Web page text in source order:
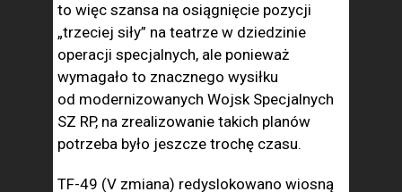
to więc szansa na osiągnięcie pozycji
„trzeciej siły” na teatrze w dziedzinie
operacji specjalnych, ale ponieważ
wymagało to znacznego wysiłku
od modernizowanych Wojsk Specjalnych
SZ RP, na zrealizowanie takich planów
potrzeba było jeszcze trochę czasu.
TF-49 (V zmiana) redyslokowano wiosną